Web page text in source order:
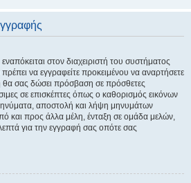
στον διαχειριστή του συστήματος
να εγγραφείτε προκειμένου να αναρτήσετε
σας δώσει πρόσβαση σε πρόσθετες
σε επισκέπτες όπως ο καθορισμός εικόνων
αποστολή και λήψη μηνυμάτων
και προς άλλα μέλη, ένταξη σε ομάδα μελών,
για την εγγραφή σας οπότε σας